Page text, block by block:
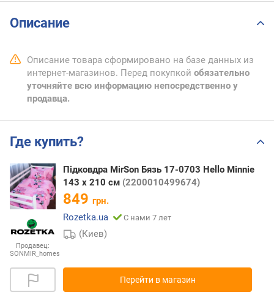
Описание
Описание товара сформировано на базе данных из
интернет-магазинов. Перед покупкой обязательно
уточняйте всю информацию непосредственно у
продавца.
Где купить?
Продавец:
SONMIR_homes
Підковдра MirSon Бязь 17-0703 Hello Minnie
143 x 210 см (2200010499674)
849 грн.
Rozetka.ua
С нами 7 лет
(Киев)
Перейти в магазин